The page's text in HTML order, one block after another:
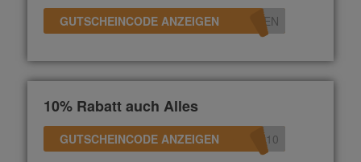
GUTSCHEINCODE ANZEIGEN TEN
10% Rabatt auch Alles
GUTSCHEINCODE ANZEIGEN R10